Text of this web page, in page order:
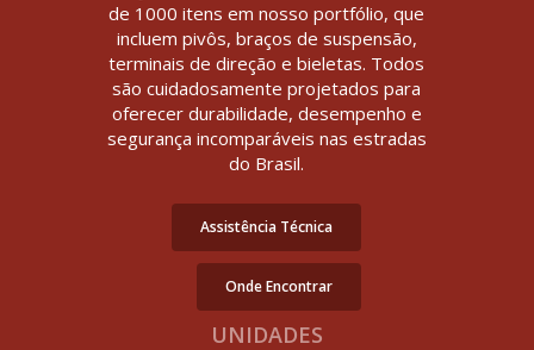
de 1000 itens em nosso portfólio, que
incluem pivôs, braços de suspensão,
terminais de direção e bieletas. Todos
são cuidadosamente projetados para
oferecer durabilidade, desempenho e
segurança incomparáveis nas estradas
do Brasil.
Assistência Técnica
Onde Encontrar
UNIDADES